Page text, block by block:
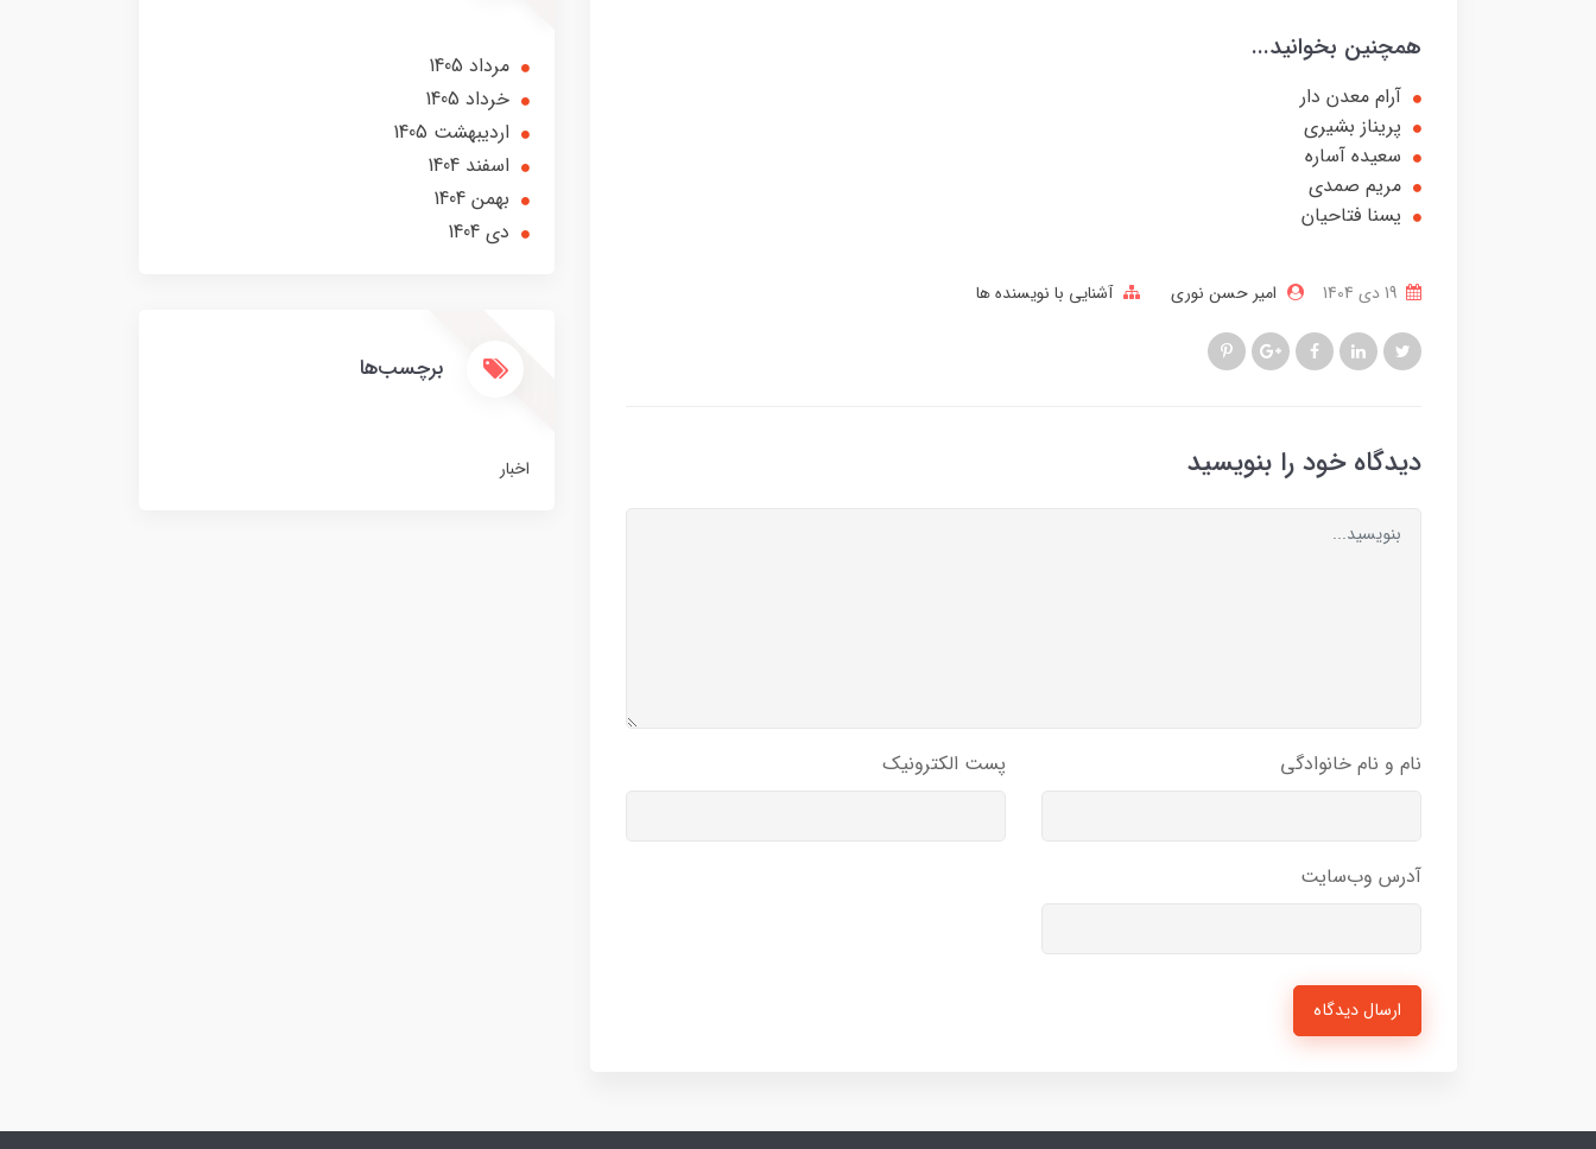
همچنین بخوانید...
آرام معدن دار
پریناز بشیری
سعیده آساره
مریم صمدی
یسنا فتاحیان
امیر حسن نوری آشنایی با نویسنده ها
دیدگاه خود را بنویسید
نام و نام خانوادگی پست الکترونیک
آدرس وب‌سایت
ارسال دیدگاه
مرداد 1405
خرداد 1405
ارديبهشت 1405
اسفند 1404
بهمن 1404
دی 1404
برچسب‌ها
اخبار